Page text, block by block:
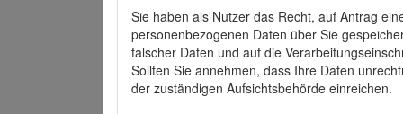
Sie haben als Nutzer das Recht, auf Antrag
personenbezogenen Daten über Sie
falscher Daten und auf die
Sollten Sie annehmen, dass Ihre Daten
der zuständigen Aufsichtsbehörde einreichen.